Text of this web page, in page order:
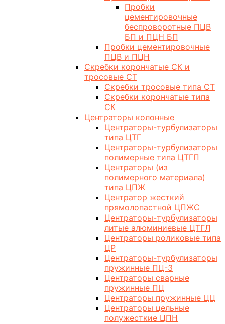
Пробки
цементировочные
беспроворотные ПЦВ
БП и ПЦН БП
Пробки цементировочные
ПЦВ и ПЦН
Скребки корончатые СК и
тросовые СТ
Скребки тросовые типа СТ
Скребки корончатые типа
СК
Центраторы колонные
Центраторы-турбулизаторы
типа ЦТГ
Центраторы-турбулизаторы
полимерные типа ЦТГП
Центраторы (из
полимерного материала)
типа ЦПЖ
Центратор жесткий
прямолопастной ЦПЖС
Центраторы-турбулизаторы
литые алюминиевые ЦТГЛ
Центраторы роликовые типа
ЦР
Центраторы-турбулизаторы
пружинные ПЦ-3
Центраторы сварные
пружинные ПЦ
Центраторы пружинные ЦЦ
Центраторы цельные
полужесткие ЦПН